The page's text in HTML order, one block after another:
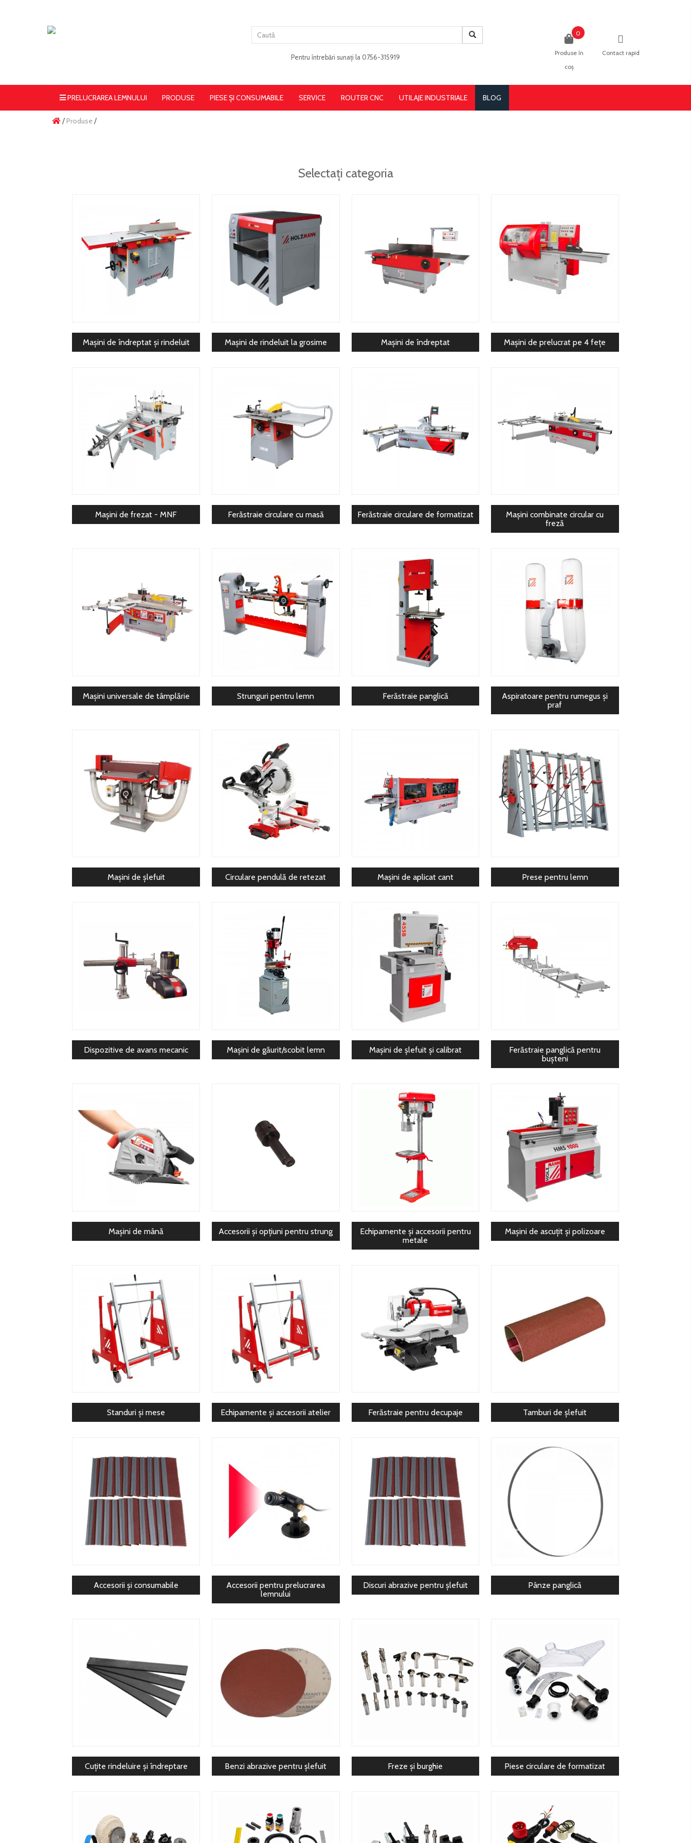
Pentru întrebări sunați la 0756-315919
Contact rapid
0
Produse în
coș
PRELUCRAREA LEMNULUI PRODUSE PIESE ȘI CONSUMABILE SERVICE ROUTER CNC UTILAJE INDUSTRIALE BLOG
/ Produse/
Selectați categoria
Mașini de îndreptat și rindeluit Mașini de rindeluit la grosime Mașini de îndreptat Mașini de prelucrat pe 4 fețe
Mașini de frezat - MNF Ferăstraie circulare cu masă Ferăstraie circulare de formatizat
Mașini combinate circular cu
freză
Mașini universale de tâmplărie Strunguri pentru lemn Ferăstraie panglică
Aspiratoare pentru rumegus și
praf
Mașini de șlefuit Circulare pendulă de retezat Mașini de aplicat cant Prese pentru lemn
Dispozitive de avans mecanic Mașini de găurit/scobit lemn Mașini de șlefuit și calibrat
Ferăstraie panglică pentru
bușteni
Mașini de mână Accesorii și opțiuni pentru strung
Echipamente și accesorii pentru
metale
Mașini de ascuțit și polizoare
Standuri și mese Echipamente și accesorii atelier Ferăstraie pentru decupaje Tamburi de șlefuit
Accesorii și consumabile
Accesorii pentru prelucrarea
lemnului
Discuri abrazive pentru șlefuit Pânze panglică
Cuțite rindeluire și îndreptare Benzi abrazive pentru șlefuit Freze și burghie Piese circulare de formatizat